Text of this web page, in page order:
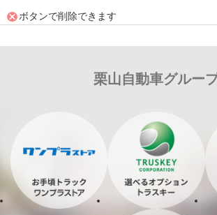
ボタンで削除できます
栗山自動車グルー